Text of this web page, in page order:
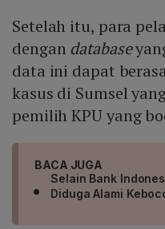
Setelah itu, para
dengan database
data ini dapat
kasus di Sumsel
pemilih KPU yang
BACA JUGA
Selain Bank
Diduga Alami